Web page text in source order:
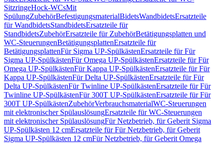
SitzringeHock-WCsMit
SpülungZubehörBefestigungsmaterialBidetsWandbidetsErsatzteile
für WandbidetsStandbidetsErsatzteile für
StandbidetsZubehörErsatzteile für ZubehörBetätigungsplatten und
WC-SteuerungenBetätigungsplattenErsatzteile für
BetätigungsplattenFür Sigma UP-SpülkästenErsatzteile für Für
Sigma UP-SpülkästenFür Omega UP-SpülkästenErsatzteile für Für
Omega UP-SpülkästenFür Kappa UP-SpülkästenErsatzteile für Für
Kappa UP-SpülkästenFür Delta UP-SpülkästenErsatzteile für Für
Delta UP-SpülkästenFür Twinline UP-SpülkästenErsatzteile für Für
Twinline UP-SpülkästenFür 300T UP-SpülkästenErsatzteile für Für
300T UP-SpülkästenZubehörVerbrauchsmaterialWC-Steuerungen
mit elektronischer SpülauslösungErsatzteile für WC-Steuerungen
mit elektronischer SpülauslösungFür Netzbetrieb, für Geberit Sigma
UP-Spülkästen 12 cmErsatzteile für Für Netzbetrieb, für Geberit
Sigma UP-Spülkästen 12 cmFür Netzbetrieb, für Geberit Omega